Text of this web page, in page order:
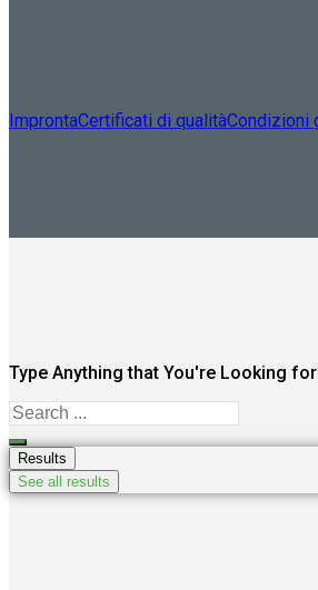
ImprontaCertificati di qualitàCondizioni
Type Anything that You're Looking
Search
...
Results
See all results